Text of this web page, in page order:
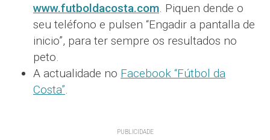
www.futboldacosta.com . Piquen dende o
seu teléfono e pulsen “Engadir a pantalla de
inicio”, para ter sempre os resultados no
peto.
A actualidade no Facebook “Fútbol da
Costa”